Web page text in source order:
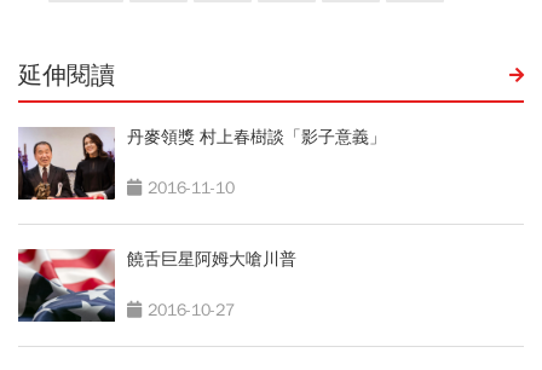
延伸閱讀
丹麥領獎 村上春樹談「影子意義」
2016-11-10
饒舌巨星阿姆大嗆川普
2016-10-27